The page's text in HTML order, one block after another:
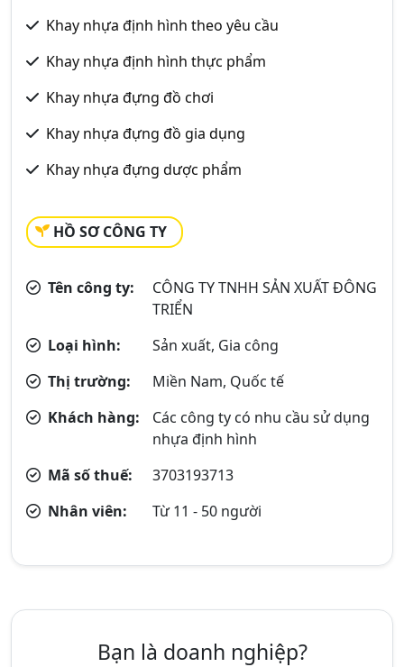
Khay nhựa định hình theo yêu cầu
Khay nhựa định hình thực phẩm
Khay nhựa đựng đồ chơi
Khay nhựa đựng đồ gia dụng
Khay nhựa đựng dược phẩm
HỒ SƠ CÔNG TY
Tên công ty:
CÔNG TY TNHH SẢN XUẤT ĐÔNG
TRIỂN
Loại hình:
Sản xuất, Gia công
Thị trường:
Miền Nam, Quốc tế
Khách hàng:
Các công ty có nhu cầu sử dụng
nhựa định hình
Mã số thuế:
3703193713
Nhân viên:
Từ 11 - 50 người
Bạn là doanh nghiệp?